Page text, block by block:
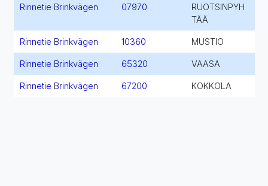
Rinnetie Brinkvägen 07970
RUOTSINPYH
TÄÄ
Rinnetie Brinkvägen 10360 MUSTIO
Rinnetie Brinkvägen 65320 VAASA
Rinnetie Brinkvägen 67200 KOKKOLA